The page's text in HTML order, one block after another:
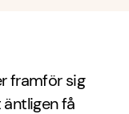
framför sig
få